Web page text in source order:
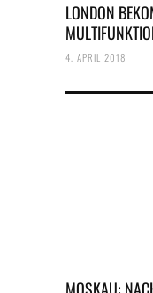
LONDON
4. APRIL 2018